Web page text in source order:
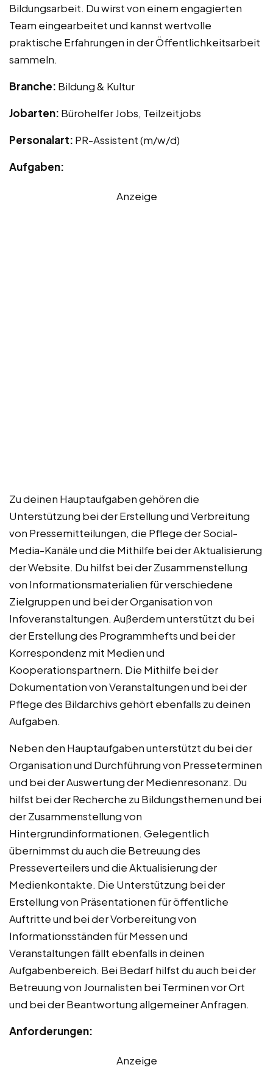
Bildungsarbeit. Du wirst von einem engagierten
Team eingearbeitet und kannst wertvolle
praktische Erfahrungen in der Öffentlichkeitsarbeit
sammeln.
Branche: Bildung & Kultur
Jobarten: Bürohelfer Jobs, Teilzeitjobs
Personalart: PR-Assistent (m/w/d)
Aufgaben:
Anzeige
Zu deinen Hauptaufgaben gehören die
Unterstützung bei der Erstellung und Verbreitung
von Pressemitteilungen, die Pflege der Social-
Media-Kanäle und die Mithilfe bei der Aktualisierung
der Website. Du hilfst bei der Zusammenstellung
von Informationsmaterialien für verschiedene
Zielgruppen und bei der Organisation von
Infoveranstaltungen. Außerdem unterstützt du bei
der Erstellung des Programmhefts und bei der
Korrespondenz mit Medien und
Kooperationspartnern. Die Mithilfe bei der
Dokumentation von Veranstaltungen und bei der
Pflege des Bildarchivs gehört ebenfalls zu deinen
Aufgaben.
Neben den Hauptaufgaben unterstützt du bei der
Organisation und Durchführung von Presseterminen
und bei der Auswertung der Medienresonanz. Du
hilfst bei der Recherche zu Bildungsthemen und bei
der Zusammenstellung von
Hintergrundinformationen. Gelegentlich
übernimmst du auch die Betreuung des
Presseverteilers und die Aktualisierung der
Medienkontakte. Die Unterstützung bei der
Erstellung von Präsentationen für öffentliche
Auftritte und bei der Vorbereitung von
Informationsständen für Messen und
Veranstaltungen fällt ebenfalls in deinen
Aufgabenbereich. Bei Bedarf hilfst du auch bei der
Betreuung von Journalisten bei Terminen vor Ort
und bei der Beantwortung allgemeiner Anfragen.
Anforderungen:
Anzeige